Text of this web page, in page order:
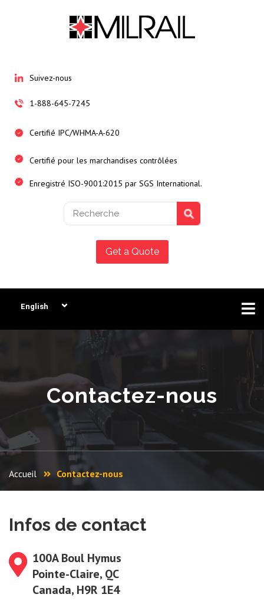
Enregistré ISO-9001:2015 par SGS International.
Certifié pour les marchandises contrôlées
Certifié IPC/WHMA-A-620
1-888-645-7245
Suivez-nous
Get a Quote
English
Contactez-nous
Accueil Contactez-nous
Infos de contact
100A Boul Hymus
Pointe-Claire, QC
Canada, H9R 1E4